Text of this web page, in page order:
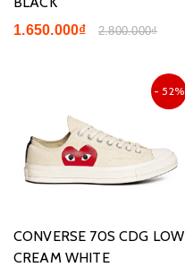
1.650.000₫ 2.800.000₫
- 52%
CONVERSE 70S CDG LOW
CREAM WHITE